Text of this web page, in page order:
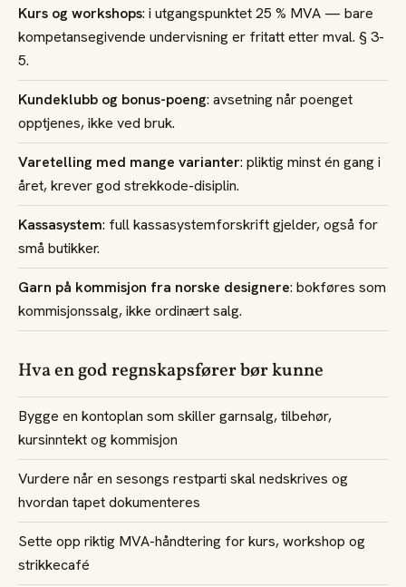
Kurs og workshops: i utgangspunktet 25 % MVA — bare
kompetansegivende undervisning er fritatt etter mval. § 3-
5.
Kundeklubb og bonus-poeng: avsetning når poenget
opptjenes, ikke ved bruk.
Varetelling med mange varianter: pliktig minst én gang i
året, krever god strekkode-disiplin.
Kassasystem: full kassasystemforskrift gjelder, også for
små butikker.
Garn på kommisjon fra norske designere: bokføres som
kommisjonssalg, ikke ordinært salg.
Hva en god regnskapsfører bør kunne
Bygge en kontoplan som skiller garnsalg, tilbehør,
kursinntekt og kommisjon
Vurdere når en sesongs restparti skal nedskrives og
hvordan tapet dokumenteres
Sette opp riktig MVA-håndtering for kurs, workshop og
strikkecafé